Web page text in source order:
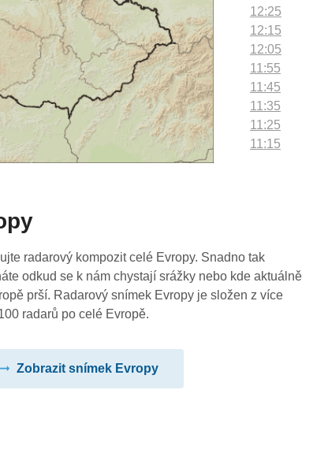
12:25
12:15
12:05
11:55
11:45
11:35
11:25
11:15
10:15
10:05
09:55
radarový kompozit celé Evropy. Snadno tak
odkud se k nám chystají srážky nebo kde aktuálně
prší. Radarový snímek Evropy je složen z více
radarů po celé Evropě.
Zobrazit snímek Evropy